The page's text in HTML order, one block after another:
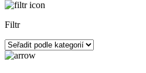
Filtr